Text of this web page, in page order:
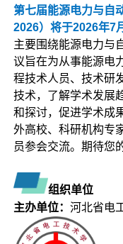
第七届能源电力与自
2026）将于2026年7
主要围绕能源电力与
议旨在为从事能源电
程技术人员、技术研
技术，了解学术发展
和探讨，促进学术成
外高校、科研机构专
员参会交流。期待您
组织单位
主办单位：河北省电